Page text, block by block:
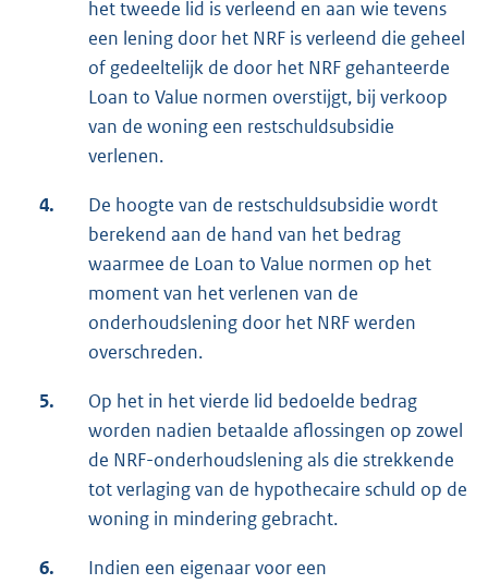
het tweede lid is verleend en aan wie tevens
een lening door het NRF is verleend die geheel
of gedeeltelijk de door het NRF gehanteerde
Loan to Value normen overstijgt, bij verkoop
van de woning een restschuldsubsidie
verlenen.
4.
De hoogte van de restschuldsubsidie wordt
berekend aan de hand van het bedrag
waarmee de Loan to Value normen op het
moment van het verlenen van de
onderhoudslening door het NRF werden
overschreden.
5.
Op het in het vierde lid bedoelde bedrag
worden nadien betaalde aflossingen op zowel
de NRF-onderhoudslening als die strekkende
tot verlaging van de hypothecaire schuld op de
woning in mindering gebracht.
6.
Indien een eigenaar voor een